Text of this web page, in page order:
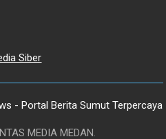
Siber
- Portal Berita Sumut Terpercaya
MEDIA MEDAN.